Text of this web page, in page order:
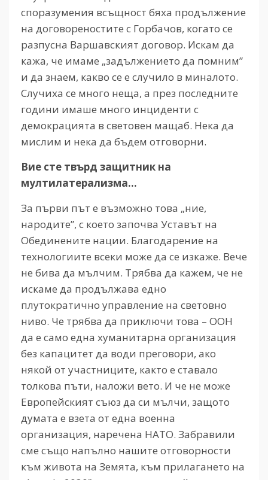
споразумения всъщност бяха продължение
на договореностите с Горбачов, когато се
разпусна Варшавският договор. Искам да
кажа, че имаме „задължението да помним”
и да знаем, какво се е случило в миналото.
Случиха се много неща, а през последните
години имаше много инциденти с
демокрацията в световен мащаб. Нека да
мислим и нека да бъдем отговорни.
Вие сте твърд защитник на
мултилатерализма…
За първи път е възможно това „ние,
народите”, с което започва Уставът на
Обединените нации. Благодарение на
технологиите всеки може да се изкаже. Вече
не бива да мълчим. Трябва да кажем, че не
искаме да продължава едно
плутократично управление на световно
ниво. Че трябва да приключи това – ООН
да е само една хуманитарна организация
без капацитет да води преговори, ако
някой от участниците, както е ставало
толкова пъти, наложи вето. И че не може
Европейският съюз да си мълчи, защото
думата е взета от една военна
организация, наречена НАТО. Забравили
сме също напълно нашите отговорности
към живота на Земята, към прилагането на